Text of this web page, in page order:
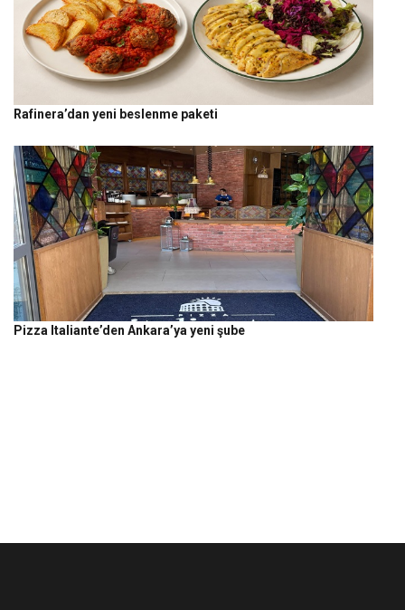
Rafinera’dan yeni beslenme paketi
Pizza Italiante’den Ankara’ya yeni şube